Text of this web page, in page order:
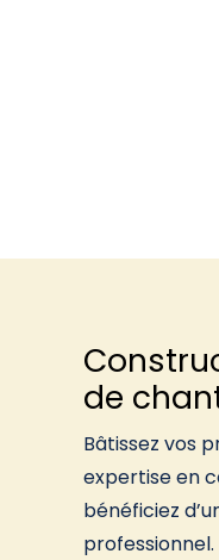
de
Bâtissez vos
expertise en
bénéficiez